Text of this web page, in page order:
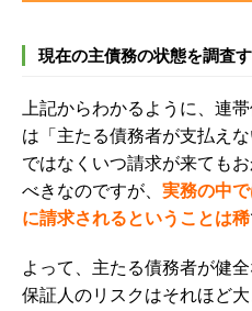
現在の主債務の状態を調査
上記からわかるように、連
は「主たる債務者が支払え
ではなくいつ請求が来ても
べきなのですが、 実務の中
に請求されるということは稀
よって、主たる債務者が健
保証人のリスクはそれほど